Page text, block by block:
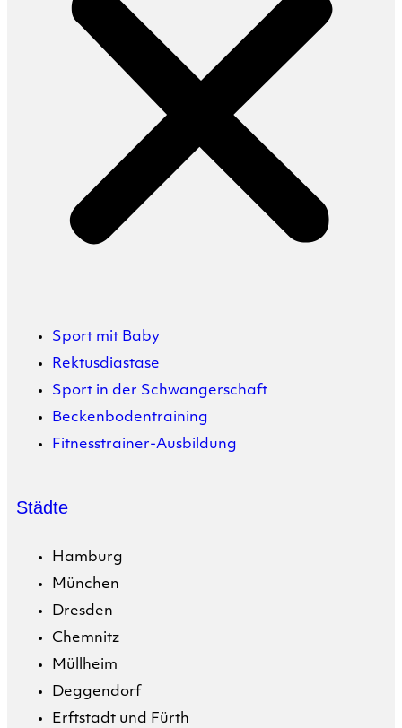
Sport mit Baby
Rektusdiastase
Sport in der Schwangerschaft
Beckenbodentraining
Fitnesstrainer-Ausbildung
Städte
Hamburg
München
Dresden
Chemnitz
Müllheim
Deggendorf
Erftstadt und Fürth